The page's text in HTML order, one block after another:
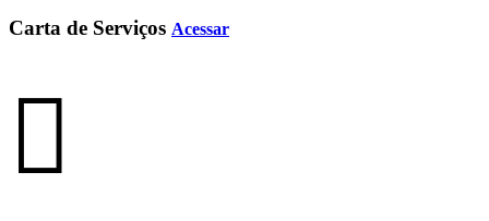
Carta de Serviços Acessar